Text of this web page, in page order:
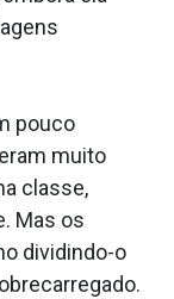
pouco
muito
classe,
Mas os
dividindo-o